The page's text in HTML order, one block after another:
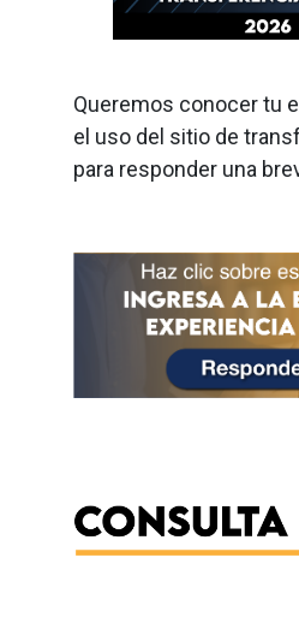
Queremos conocer tu
el uso del sitio de
para responder una